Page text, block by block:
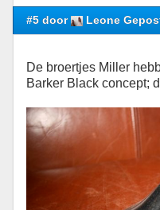
#5 door Leone
De broertjes Miller
Barker Black concept;